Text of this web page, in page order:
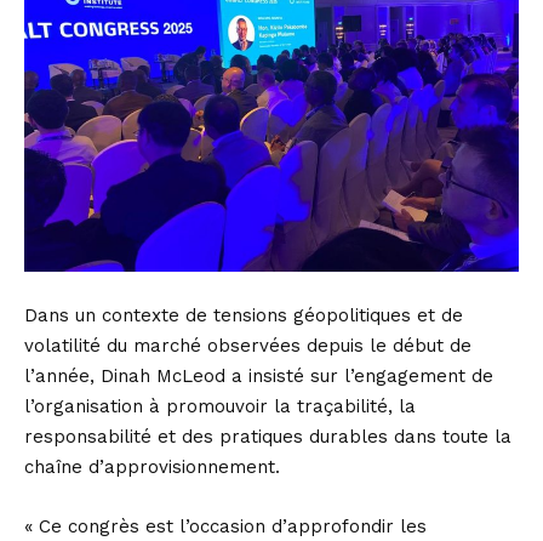
Dans un contexte de tensions géopolitiques et de
volatilité du marché observées depuis le début de
l’année, Dinah McLeod a insisté sur l’engagement de
l’organisation à promouvoir la traçabilité, la
responsabilité et des pratiques durables dans toute la
chaîne d’approvisionnement.
« Ce congrès est l’occasion d’approfondir les